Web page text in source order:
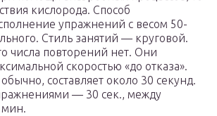
кислорода. Способ
упражнений с весом 50-
Стиль занятий — круговой.
числа повторений нет. Они
скоростью «до отказа».
составляет около 30 секунд.
— 30 сек., между